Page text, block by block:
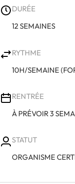
DURÉE
12 SEMAINES
RYTHME
10H/SEMAINE
RENTRÉE
À PRÉVOIR 3
STATUT
ORGANISME